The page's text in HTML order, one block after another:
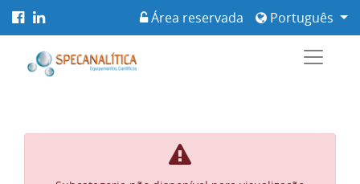
Português
Área reservada